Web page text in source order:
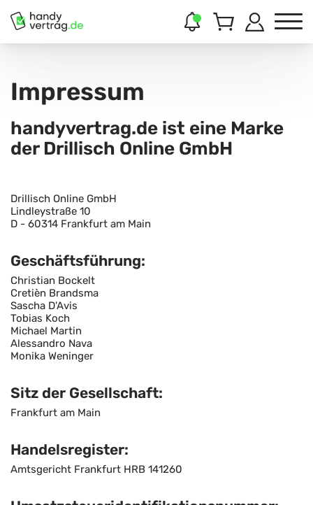
Impressum
handyvertrag.de ist eine Marke
der Drillisch Online GmbH
Drillisch Online GmbH
Lindleystraße 10
D - 60314 Frankfurt am Main
Geschäftsführung:
Christian Bockelt
Cretièn Brandsma
Sascha D'Avis
Tobias Koch
Michael Martin
Alessandro Nava
Monika Weninger
Sitz der Gesellschaft:
Frankfurt am Main
Handelsregister:
Amtsgericht Frankfurt HRB 141260